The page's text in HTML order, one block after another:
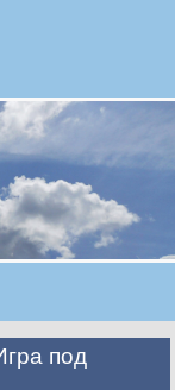
под